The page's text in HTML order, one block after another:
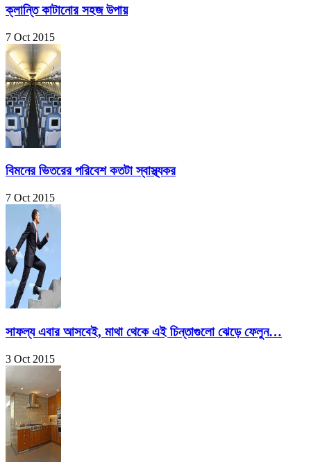
ক্লান্তি কাটানোর সহজ উপায়
7 Oct 2015
বিমনের ভিতরের পরিবেশ কতটা স্বাস্থ্যকর
7 Oct 2015
সাফল্য এবার আসবেই, মাথা থেকে এই চিন্তাগুলো ঝেড়ে ফেলুন…
3 Oct 2015